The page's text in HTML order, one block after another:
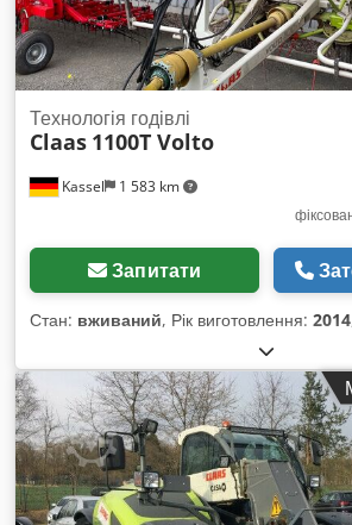
Kassel 1 583 km
Технологія годівлі
Claas 1100T Volto
Запитати
Стан: вживаний, Рік виготовлення: 2014